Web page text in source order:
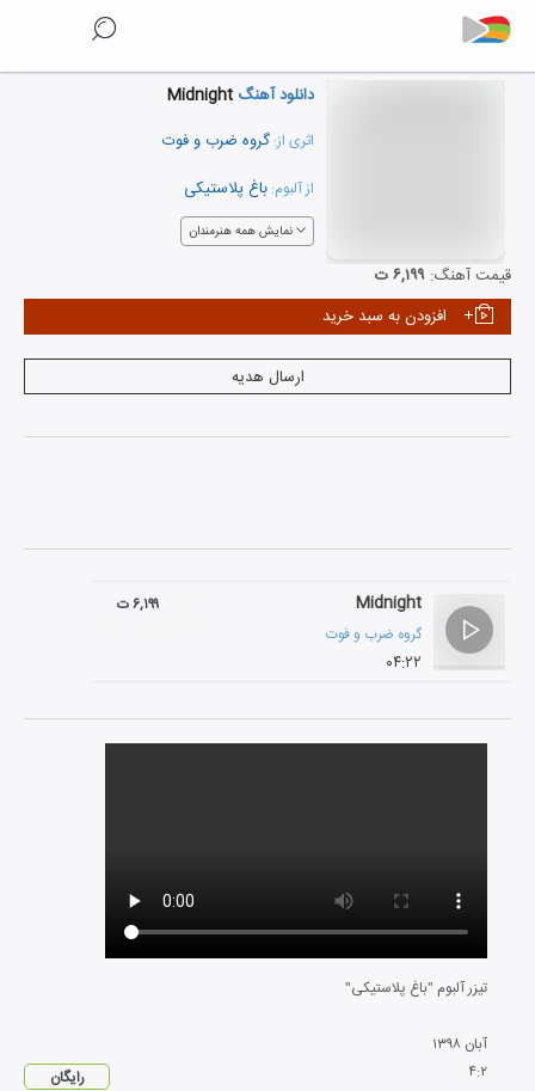
دانلود آهنگ Midnight
اثری از: گروه ضرب و فوت
از آلبوم: باغ پلاستیکی
نمایش همه هنرمندان
قیمت آهنگ: ۶,۱۹۹ ت
افزودن به سبد خرید
ارسال هدیه
Midnight
گروه ضرب و فوت
۰۴:۲۲
۶,۱۹۹ ت
تیزر آلبوم "باغ پلاستیکی"
آبان ۱۳۹۸
۴:۲ رایگان